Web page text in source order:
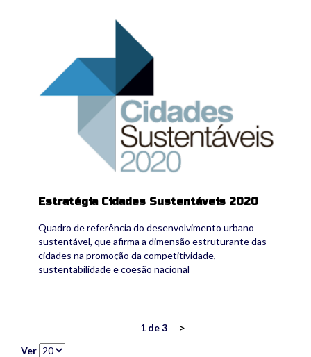
Estratégia Cidades Sustentáveis 2020
Quadro de referência do desenvolvimento urbano
sustentável, que afirma a dimensão estruturante das
cidades na promoção da competitividade,
sustentabilidade e coesão nacional
1 de 3
>
Ver